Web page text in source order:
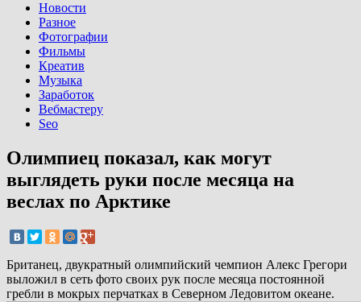
Новости
Разное
Фотографии
Фильмы
Креатив
Музыка
Заработок
Вебмастеру
Seo
Олимпиец показал, как могут
выглядеть руки после месяца на
веслах по Арктике
Британец, двукратный олимпийский чемпион Алекс Грегори
выложил в сеть фото своих рук после месяца постоянной
гребли в мокрых перчатках в Северном Ледовитом океане.